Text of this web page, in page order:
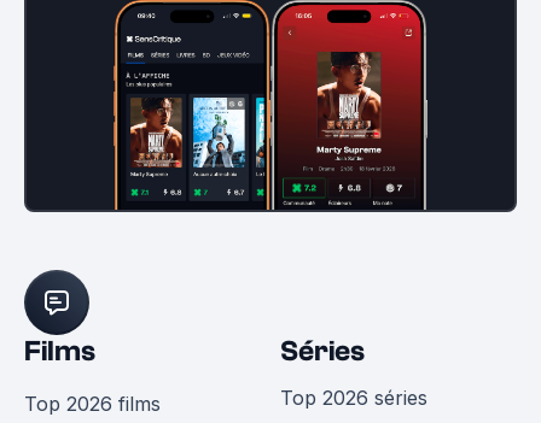
Films
Top 2026 films
Séries
Top 2026 séries